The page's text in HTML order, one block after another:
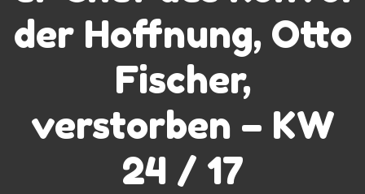
der Hoffnung, Otto
Fischer,
verstorben – KW
24 / 17